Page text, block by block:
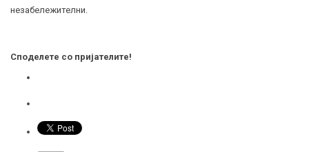
незабележителни.
Споделете со пријателите!